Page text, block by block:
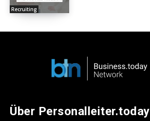
Recruiting
Über Personalleiter.today